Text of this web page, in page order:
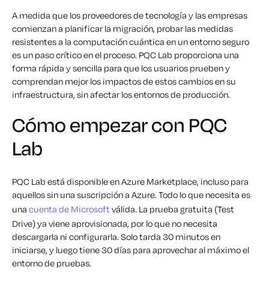
A medida que los proveedores de tecnología y las empresas
comienzan a planificar la migración, probar las medidas
resistentes a la computación cuántica en un entorno seguro
es un paso crítico en el proceso. PQC Lab proporciona una
forma rápida y sencilla para que los usuarios prueben y
comprendan mejor los impactos de estos cambios en su
infraestructura, sin afectar los entornos de producción.
Cómo empezar con PQC
Lab
PQC Lab está disponible en Azure Marketplace, incluso para
aquellos sin una suscripción a Azure. Todo lo que necesita es
una cuenta de Microsoftválida. La prueba gratuita (Test
Drive) ya viene aprovisionada, por lo que no necesita
descargarla ni configurarla. Solo tarda 30 minutos en
iniciarse, y luego tiene 30 días para aprovechar al máximo el
entorno de pruebas.